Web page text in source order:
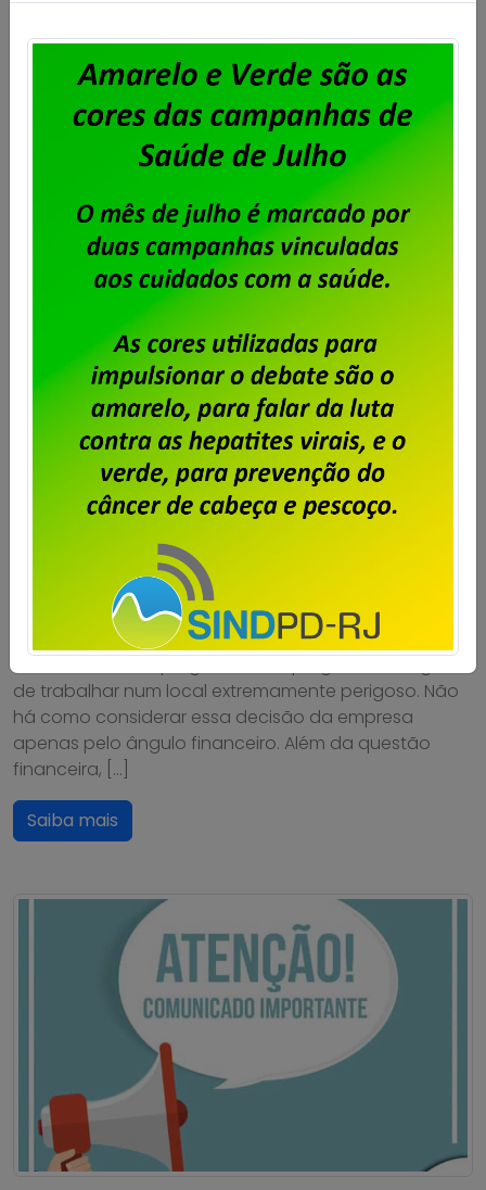
Dataprev decide mudar sua sede
no Rio para o prédio mais caro do
Centro da Cidade
A decisão da direção da Dataprev de abandonar
sua sede própria, em Botafogo, para instalar a
empresa em um prédio alugado no Centro do Rio,
de trabalhar num local extremamente perigoso. Não
há como considerar essa decisão da empresa
apenas pelo ângulo financeiro. Além da questão
financeira, […]
Saiba mais